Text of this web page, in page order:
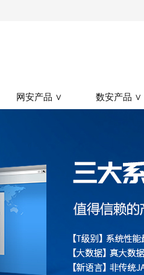
网安产品 ∨ 数安产品 ∨